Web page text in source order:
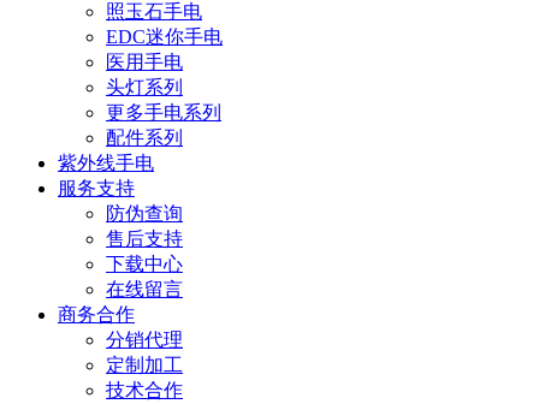
照玉石手电
EDC迷你手电
医用手电
头灯系列
更多手电系列
配件系列
紫外线手电
服务支持
防伪查询
售后支持
下载中心
在线留言
商务合作
分销代理
定制加工
技术合作